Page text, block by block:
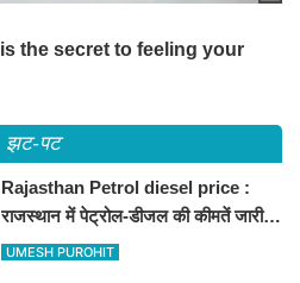
झट-पट
Rajasthan Petrol diesel price :
राजस्थान में पेट्रोल-डीजल की कीमतें जारी,
जानिए बीकानेर समेत पुरे प्रदेश में नए रेट
UMESH PUROHIT